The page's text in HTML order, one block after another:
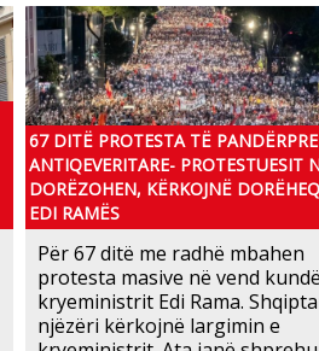
67 DITË PROTESTA TË
ANTIQEVERITARE- PROTESTUESIT
DORËZOHEN, KËRKOJNË
EDI RAMËS
Për 67 ditë me radhë mbahen
protesta masive në vend
kryeministrit Edi Rama.
njëzëri kërkojnë largimin e